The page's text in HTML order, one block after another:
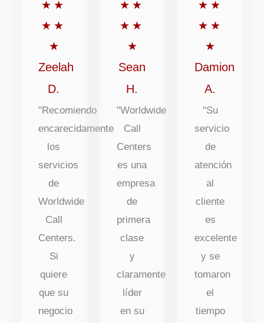
★ ★
★ ★
★
Puntuación:
5
de
5
Zeelah
D.
"Recomiendo
encarecidamente
los
servicios
de
Worldwide
Call
Centers.
Si
quiere
que su
negocio
★ ★
★ ★
★
Puntuación:
5
de
5
Sean
H.
"Worldwide
Call
Centers
es una
empresa
de
primera
clase
y
claramente
líder
en su
★ ★
★ ★
★
5
5
Damion
A.
"Su
servicio
de
atención
al
cliente
es
excelente
y se
tomaron
el
tiempo